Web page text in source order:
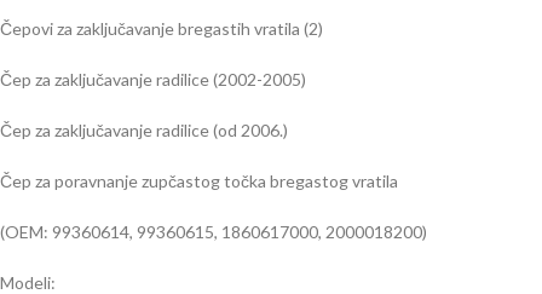
Čepovi za zaključavanje bregastih vratila (2)
Čep za zaključavanje radilice (2002-2005)
Čep za zaključavanje radilice (od 2006.)
Čep za poravnanje zupčastog točka bregastog vratila
(OEM: 99360614, 99360615, 1860617000, 2000018200)
Modeli: